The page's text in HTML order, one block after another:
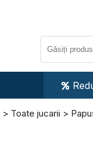
Toate jucarii